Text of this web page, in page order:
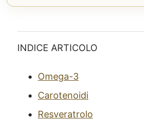
INDICE ARTICOLO
Omega-3
Carotenoidi
Resveratrolo